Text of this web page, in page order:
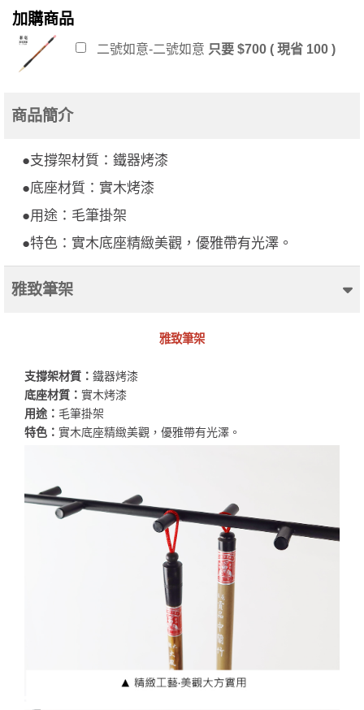
加購商品
二號如意-二號如意 只要 $700 ( 現省 100 )
商品簡介
●支撐架材質：鐵器烤漆
●底座材質：實木烤漆
●用途：毛筆掛架
●特色：實木底座精緻美觀，優雅帶有光澤。
雅致筆架
雅致筆架
支撐架材質： 鐵器烤漆
底座材質： 實木烤漆
用途： 毛筆掛架
特色： 實木底座精緻美觀，優雅帶有光澤。